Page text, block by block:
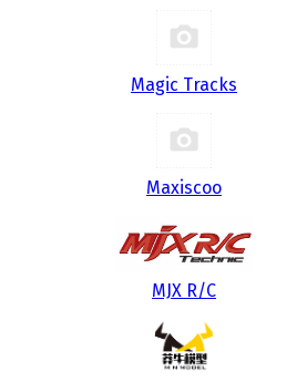
Magic Tracks
Maxiscoo
MJX R/C